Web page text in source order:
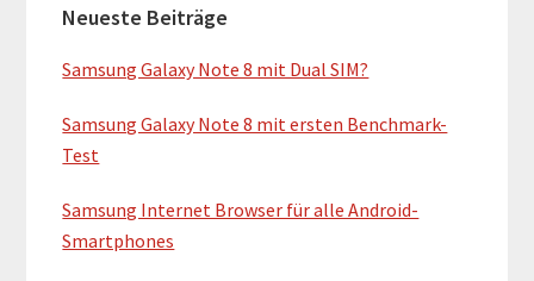
Neueste Beiträge
Samsung Galaxy Note 8 mit Dual SIM?
Samsung Galaxy Note 8 mit ersten Benchmark-
Test
Samsung Internet Browser für alle Android-
Smartphones